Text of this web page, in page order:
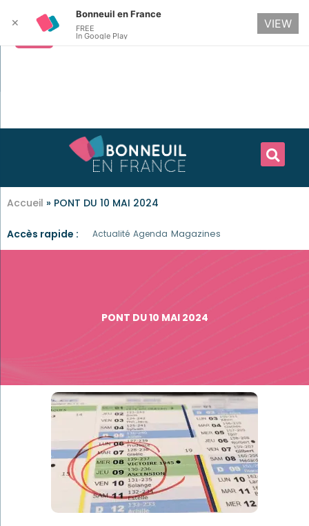
Accueil » PONT DU 10 MAI 2024
Accès rapide : Actualité Agenda Magazines
PONT DU 10 MAI 2024
✕
Bonneuil en France
FREE
In Google Play
VIEW